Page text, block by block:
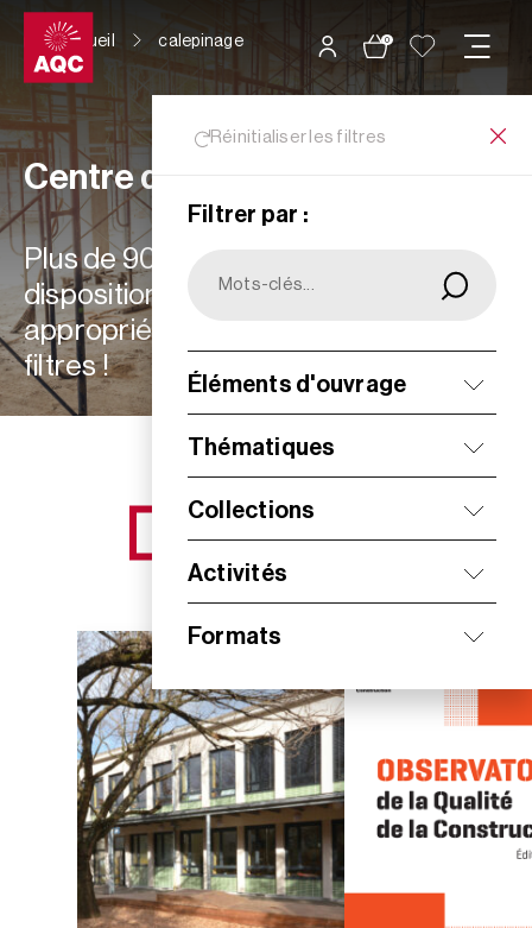
Panneau de gestion des cookies
0
Accueil calepinage
Réinitialiser les filtres
Filtrer par :
Éléments d'ouvrage
Thématiques
Collections
Activités
Formats
Centre de ressources
Plus de 900 ressources à votre
disposition : choisissez les plus
appropriées à vos besoins grâce aux
filtres !
NOS NOUVEAUTÉS